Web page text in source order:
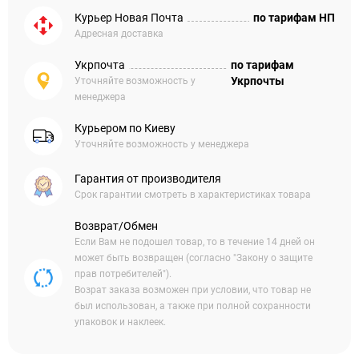
Курьер Новая Почта
Адресная доставка
по тарифам НП
Укрпочта
Уточняйте возможность у
менеджера
по тарифам
Укрпочты
Курьером по Киеву
Уточняйте возможность у менеджера
Гарантия от производителя
Срок гарантии смотреть в характеристиках товара
Возврат/Обмен
Если Вам не подошел товар, то в течение 14 дней он
может быть возвращен (согласно "Закону о защите
прав потребителей").
Возрат заказа возможен при условии, что товар не
был использован, а также при полной сохранности
упаковок и наклеек.